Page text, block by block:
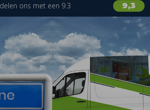
9,3
ons met een 9.3